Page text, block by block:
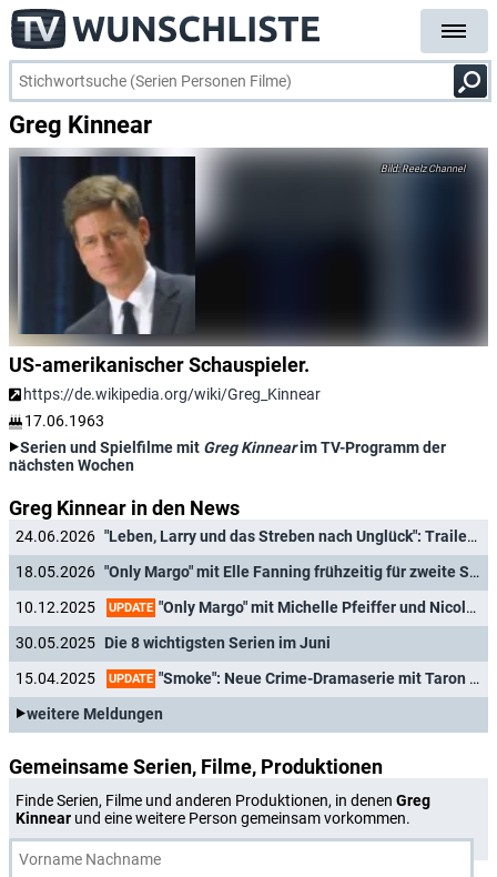
Greg Kinnear
Reelz Channel
US-amerikanischer Schauspieler.
https://de.wikipedia.org/wiki/Greg_Kinnear
17.06.1963
Serien und Spielfilme mit Greg Kinnearim TV-Programm der
nächsten Wochen
Greg Kinnear in den News
24.06.2026
"Leben, Larry und das Streben nach Unglück": Trailer zur humorvollen Feier von 250 Jahren USA
18.05.2026
"Only Margo" mit Elle Fanning frühzeitig für zweite Staffel verlängert
10.12.2025
UPDATE "Only Margo" mit Michelle Pfeiffer und Nicole Kidman: Ausführlicher Trailer und Starttermin zur neuen Familien-Dramedy
30.05.2025 Die 8 wichtigsten Serien im Juni
15.04.2025
UPDATE "Smoke": Neue Crime-Dramaserie mit Taron Egerton ("Kingsman") erhält Starttermin
weitere Meldungen
Gemeinsame Serien, Filme, Produktionen
Finde Serien, Filme und anderen Produktionen, in denen Greg
Kinnear und eine weitere Person gemeinsam vorkommen.